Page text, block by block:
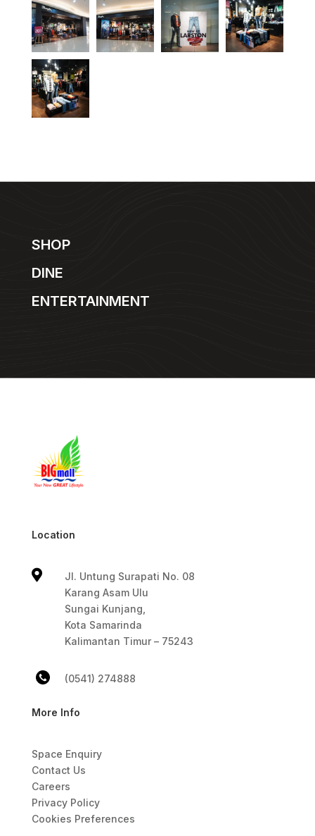
SHOP
DINE
ENTERTAINMENT
Location

Jl. Untung Surapati No. 08
Karang Asam Ulu
Sungai Kunjang,
Kota Samarinda
Kalimantan Timur – 75243
(0541) 274888
More Info
Space Enquiry
Contact Us
Careers
Privacy Policy
Cookies Preferences